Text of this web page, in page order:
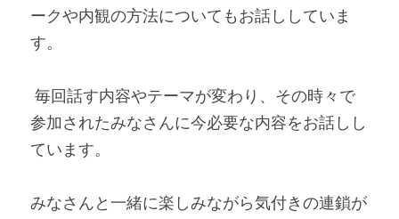
ークや内観の方法についてもお話ししていま
す。
参加されたみなさんに今必要な内容をお話しし
ています。
みなさんと一緒に楽しみながら気付きの連鎖が